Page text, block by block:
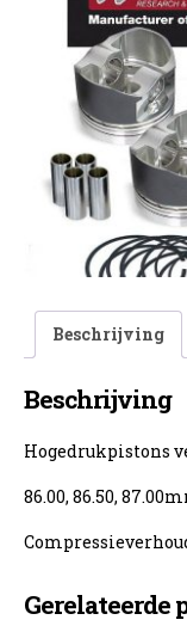
Beschrijving
Beschrijving
Hogedrukpistons
86.00, 86.50,
Gerelateerde